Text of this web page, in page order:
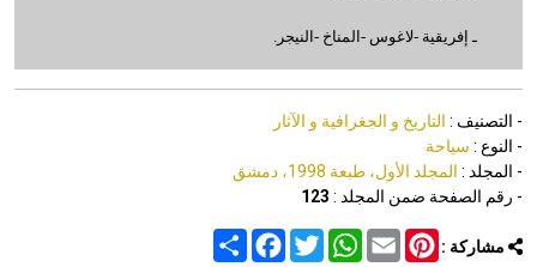
ـ إفريقية -لاغوس -المناخ -النيجر.
- التصنيف : التاريخ و الجغرافية و الآثار
- النوع : سياحة
- المجلد : المجلد الأول، طبعة 1998، دمشق
- رقم الصفحة ضمن المجلد : 123
مشاركة : Share
FacebookTwitter
WhatsAppEmail
Pinterest